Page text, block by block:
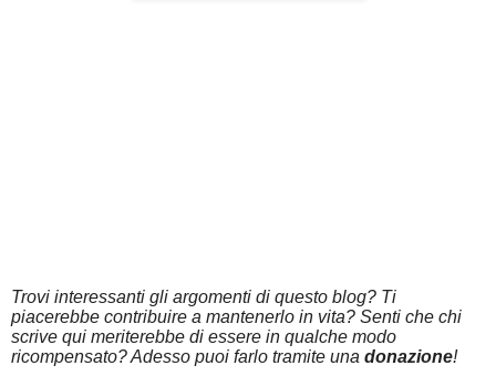
Trovi interessanti gli argomenti di questo blog? Ti
piacerebbe contribuire a mantenerlo in vita? Senti che chi
scrive qui meriterebbe di essere in qualche modo
ricompensato? Adesso puoi farlo tramite una donazione!